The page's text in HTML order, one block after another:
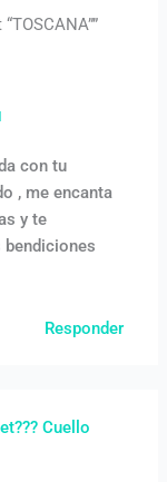
con tu
, me encanta
y te
Responder
Cuello